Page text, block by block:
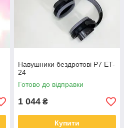
Навушники бездротові P7 ET-
24
Готово до відправки
1 044 ₴
Купити